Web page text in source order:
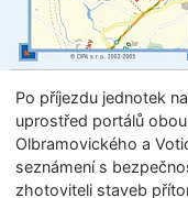
Po příjezdu jednotek
uprostřed portálů
Olbramovického a
seznámení s
zhotoviteli staveb